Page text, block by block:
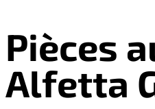
Pièces
Alfetta